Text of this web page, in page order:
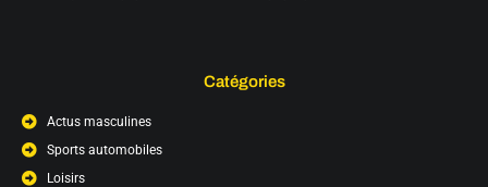
Catégories
Actus masculines
Sports automobiles
Loisirs